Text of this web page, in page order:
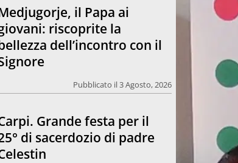
il Papa ai
riscoprite la
dell’incontro con il
Pubblicato il 3 Agosto, 2026
Grande festa per il
di sacerdozio di padre